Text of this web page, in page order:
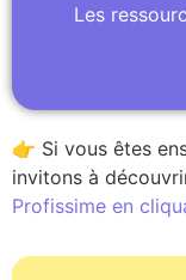
Les
👉 Si vous êtes
invitons à
Profissime en